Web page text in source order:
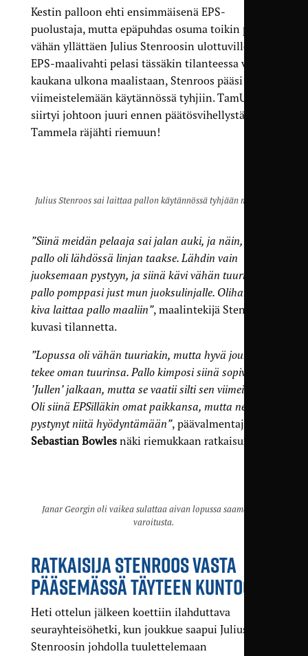
Kestin palloon ehti ensimmäisenä EPS-
puolustaja, mutta epäpuhdas osuma toikin pallon
vähän yllättäen Julius Stenroosin ulottuville. Kun
EPS-maalivahti pelasi tässäkin tilanteessa varsin
kaukana ulkona maalistaan, Stenroos pääsi
viimeistelemään käytännössä tyhjiin. TamU
siirtyi johtoon juuri ennen päätösvihellystä, ja
Tammela räjähti riemuun!
Julius Stenroos sai laittaa pallon käytännössä tyhjään maaliin.
”Siinä meidän pelaaja sai jalan auki, ja näin, että
pallo oli lähdössä linjan taakse. Lähdin vain
juoksemaan pystyyn, ja siinä kävi vähän tuuri, että
pallo pomppasi just mun juoksulinjalle. Olihan siitä
kiva laittaa pallo maaliin”, maalintekijä Stenroos
kuvasi tilannetta.
”Lopussa oli vähän tuuriakin, mutta hyvä joukkue
tekee oman tuurinsa. Pallo kimposi siinä sopivasti
’Jullen’ jalkaan, mutta se vaatii silti sen viimeistelyn.
Oli siinä EPSilläkin omat paikkansa, mutta ne ei
pystynyt niitä hyödyntämään”, päävalmentaja
Sebastian Bowlesnäki riemukkaan ratkaisun.
Janar Georgin oli vaikea sulattaa aivan lopussa saamaansa
varoitusta.
RATKAISIJA STENROOS VASTA
PÄÄSEMÄSSÄ TÄYTEEN KUNTOON
Heti ottelun jälkeen koettiin ilahduttava
seurayhteisöhetki, kun joukkue saapui Julius
Stenroosin johdolla tuulettelemaan